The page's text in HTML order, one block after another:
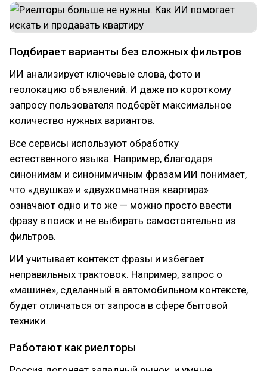
Подбирает варианты без сложных фильтров
ИИ анализирует ключевые слова, фото и
геолокацию объявлений. И даже по короткому
запросу пользователя подберёт максимальное
количество нужных вариантов.
Все сервисы используют обработку
естественного языка. Например, благодаря
синонимам и синонимичным фразам ИИ понимает,
что «двушка» и «двухкомнатная квартира»
означают одно и то же — можно просто ввести
фразу в поиск и не выбирать самостоятельно из
фильтров.
ИИ учитывает контекст фразы и избегает
неправильных трактовок. Например, запрос о
«машине», сделанный в автомобильном контексте,
будет отличаться от запроса в сфере бытовой
техники.
Работают как риелторы